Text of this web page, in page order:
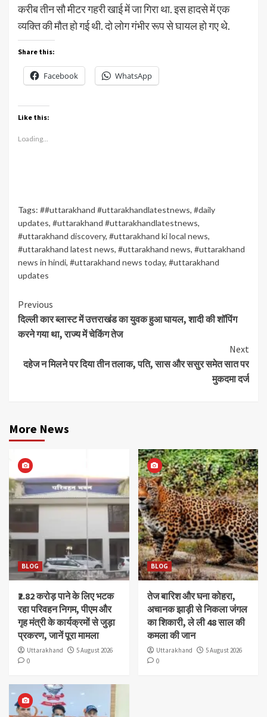
करीब तीन सौ मीटर गहरी खाई में जा गिरा था. इस हादसे में एक
व्यक्ति की मौत हो गई थी. दो लोग गंभीर रूप से घायल हो गए थे.
Share this:
Facebook WhatsApp
Like this:
Loading...
Tags: ##uttarakhand #uttarakhandlatestnews, #daily
updates, #uttarakhand #uttarakhandlatestnews,
#uttarakhand discovery, #uttarakhand ki local news,
#uttarakhand latest news, #uttarakhand news, #uttarakhand
news in hindi, #uttarakhand news today, #uttarakhand
updates
Continue
Reading
Previous
दिल्ली कार ब्लास्ट में उत्तराखंड का युवक हुआ घायल, शादी की शॉपिंग
करने गया था, राज्य में चेकिंग तेज
Next
दहेज न मिलने पर दिया तीन तलाक, पति, सास और ससुर समेत सात पर
मुकदमा दर्ज
More News
BLOG
₹2.82 करोड़ पाने के लिए भटक
रहा परिवहन निगम, पीएम और
गृह मंत्री के कार्यक्रमों से जुड़ा
प्रकरण, जानें पूरा मामला
Uttarakhand
5 August 2026
0
BLOG
तेज बारिश और घना कोहरा,
अचानक झाड़ी से निकला जंगल
का शिकारी, ले ली 48 साल की
कमला की जान
Uttarakhand
5 August 2026
0